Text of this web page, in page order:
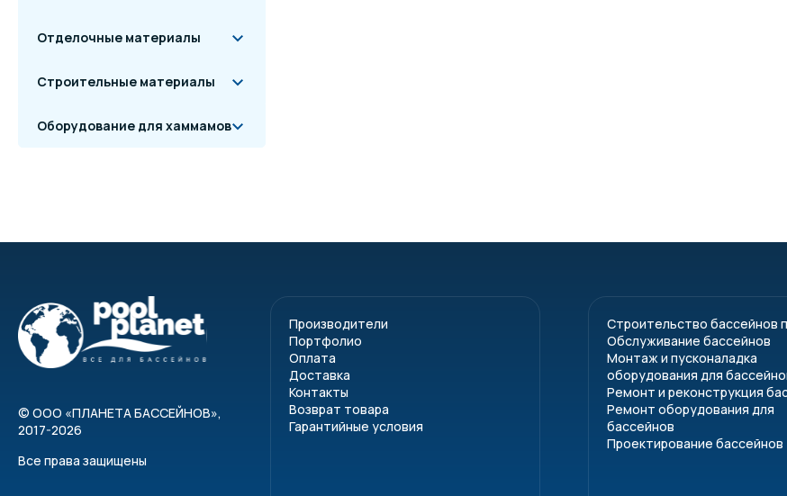
Отделочные материалы
Строительные материалы
Оборудование для хаммамов
Указания по склеиванию
Специальным очистителем ПВХ Griffon Cleaner для подготовки
поверхности.
Шаг 3.Быстро и равномерно нанесите 4 - 6 слоев клея на обе
Шаг 4.Немедленно соедините детали. Удалите излишки клея.
Время схватывания
16-63 мм
© ООО «ПЛАНЕТА БАССЕЙНОВ»,
2017-2026
Все права защищены
Производители
Портфолио
Оплата
Доставка
Контакты
Возврат товара
Гарантийные условия
Строительство бассейнов
Обслуживание бассейнов
Монтаж и пусконаладка
оборудования для
Ремонт и реконструкция
Ремонт оборудования для
бассейнов
Проектирование бассейнов